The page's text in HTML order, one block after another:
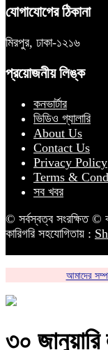
যোগাযোগের ঠিকানা
মিরপুর, ঢাকা-১২১৬
প্রয়োজনীয় লিঙ্ক
কনভার্টার
ভিডিও গ্যালারি
About Us
Contact Us
Privacy Policy
Terms &
সব খবর
© সর্বস্বত্ব সংরক্ষিত ©
কারিগরি সহযোগিতায় :
আমাদের
৩০